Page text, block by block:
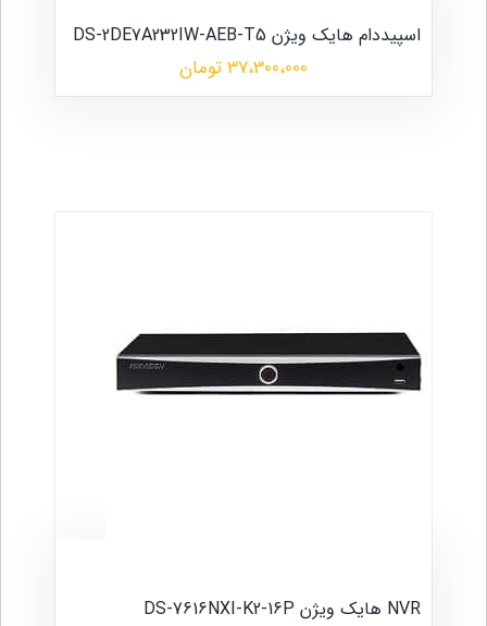
اسپیددام هایک ویژن DS-2DE7A232IW-AEB-T5
37،300،000 تومان
NVR هایک ویژن DS-7616NXI-K2-16P